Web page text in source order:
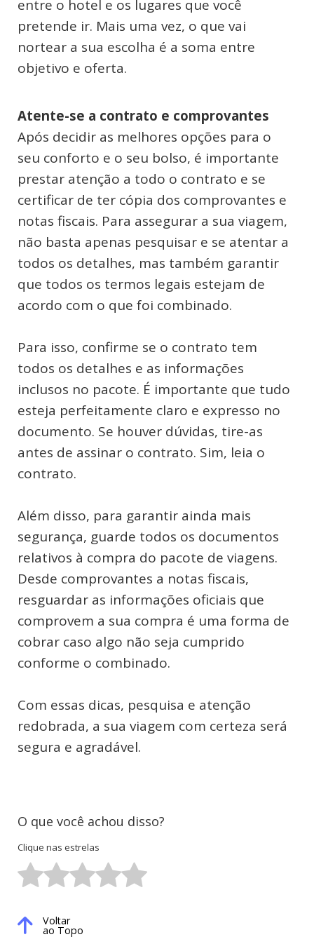
entre o hotel e os lugares que você
pretende ir. Mais uma vez, o que vai
nortear a sua escolha é a soma entre
objetivo e oferta.
Atente-se a contrato e comprovantes
Após decidir as melhores opções para o
seu conforto e o seu bolso, é importante
prestar atenção a todo o contrato e se
certificar de ter cópia dos comprovantes e
notas fiscais. Para assegurar a sua viagem,
não basta apenas pesquisar e se atentar a
todos os detalhes, mas também garantir
que todos os termos legais estejam de
acordo com o que foi combinado.
Para isso, confirme se o contrato tem
todos os detalhes e as informações
inclusos no pacote. É importante que tudo
esteja perfeitamente claro e expresso no
documento. Se houver dúvidas, tire-as
antes de assinar o contrato. Sim, leia o
contrato.
Além disso, para garantir ainda mais
segurança, guarde todos os documentos
relativos à compra do pacote de viagens.
Desde comprovantes a notas fiscais,
resguardar as informações oficiais que
comprovem a sua compra é uma forma de
cobrar caso algo não seja cumprido
conforme o combinado.
Com essas dicas, pesquisa e atenção
redobrada, a sua viagem com certeza será
segura e agradável.
O que você achou disso?
Clique nas estrelas
Voltar
ao Topo